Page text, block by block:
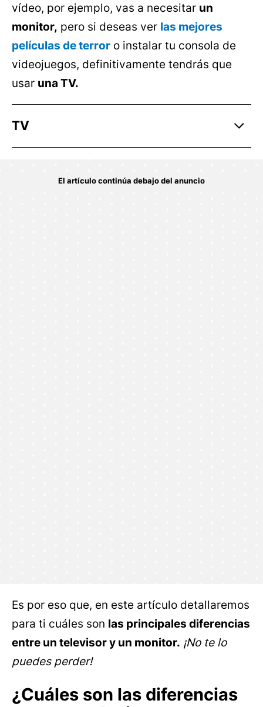
vídeo, por ejemplo, vas a necesitar un
monitor, pero si deseas ver las mejores
películas de terror o instalar tu consola de
videojuegos, definitivamente tendrás que
usar una TV.
TV
Es por eso que, en este artículo detallaremos
para ti cuáles son las principales diferencias
entre un televisor y un monitor. ¡No te lo
puedes perder!
¿Cuáles son las diferencias